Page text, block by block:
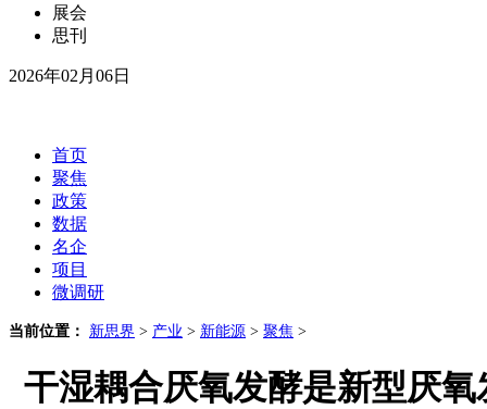
展会
思刊
2026年02月06日
首页
聚焦
政策
数据
名企
项目
微调研
当前位置： 新思界 > 产业 > 新能源 > 聚焦 >
干湿耦合厌氧发酵是新型厌